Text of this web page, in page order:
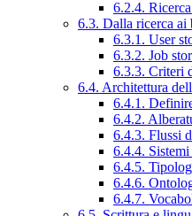
6.2.4.
6.3. Dalla ricerca ai
6.3.1. User
6.3.2. Job
6.3.3. Criteri
6.4. Architettura
6.4.1.
6.4.2.
6.4.3. Flussi
6.4.4.
6.4.5.
6.4.6.
6.4.7.